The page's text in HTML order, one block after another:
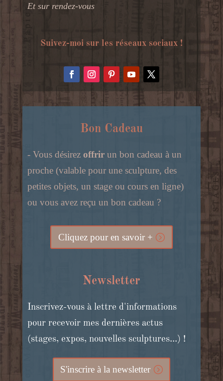
Et sur rendez-vous
Suivez-moi sur les réseaux sociaux !
Bon Cadeau
- Vous désirez offrir un bon cadeau à un
proche (valable pour une sculpture, des
petites objets, un stage ou cours en ligne)
ou vous avez reçu un bon cadeau ?
Cliquez pour en savoir +
Newsletter
Inscrivez-vous à lettre d'informations
pour recevoir mes dernières actus
(stages, expos, nouvelles sculptures...) !
S'inscrire à la newsletter